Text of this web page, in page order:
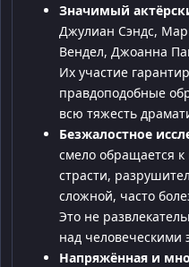
Значимый
Джулиан Сэндс,
Вендел, Джоанна
Их участие
правдоподобные
всю тяжесть
Безжалостное
смело обращается
страсти,
сложной, часто
Это не
над человеческими
Напряжённая и